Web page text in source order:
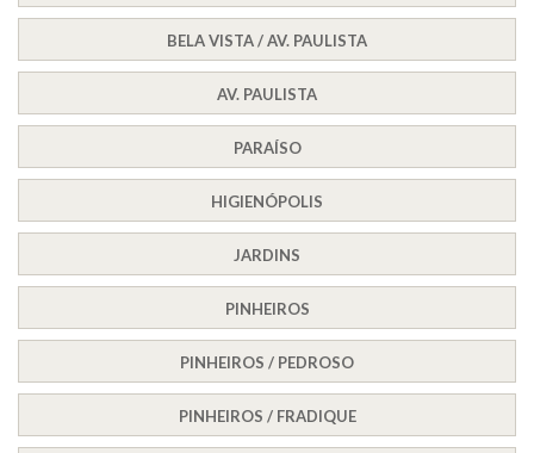
BELA VISTA / AV. PAULISTA
AV. PAULISTA
PARAÍSO
HIGIENÓPOLIS
JARDINS
PINHEIROS
PINHEIROS / PEDROSO
PINHEIROS / FRADIQUE